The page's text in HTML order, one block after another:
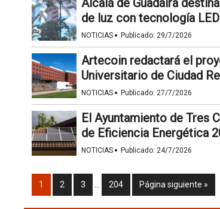
Alcalá de Guadaíra
de luz con tecnología LED
NOTICIAS · Publicado: 29/7/2026
Artecoin redactará el
Universitario de Ciudad
NOTICIAS · Publicado: 27/7/2026
El Ayuntamiento de Tres
de Eficiencia Energética
NOTICIAS · Publicado: 24/7/2026
1 2 3 204 Página siguiente »